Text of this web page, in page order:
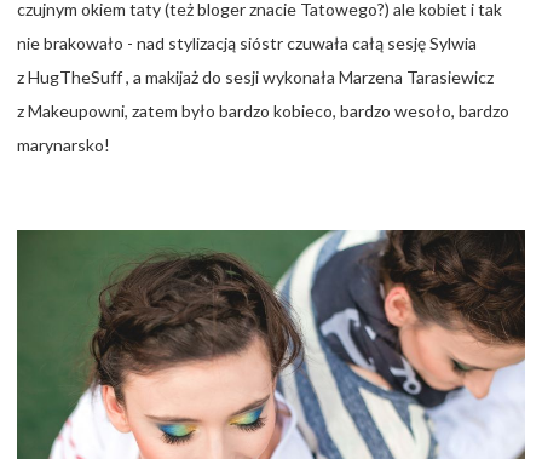
czujnym okiem taty (też bloger znacie Tatowego?) ale kobiet i tak
nie brakowało - nad stylizacją sióstr czuwała całą sesję Sylwia
zHugTheSuff, a makijaż do sesji wykonała Marzena Tarasiewicz
zMakeupowni, zatem było bardzo kobieco, bardzo wesoło, bardzo
marynarsko!